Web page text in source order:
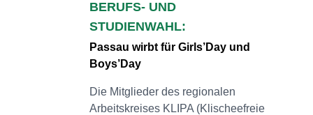
BERUFS- UND
STUDIENWAHL:
Passau wirbt für Girls’Day und
Boys’Day
Die Mitglieder des regionalen
Arbeitskreises KLIPA (Klischeefreie